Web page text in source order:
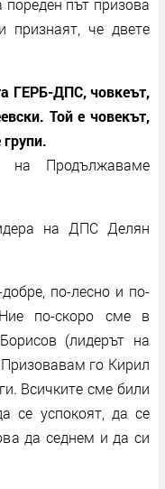
пореден път призова
че двете
ГЕРБ-ДПС, човкеът,
Той е човекът,
на Продължаваме
на ДПС Делян
по-лесно и по-
по-скоро сме в
(лидерът на
го Кирил
Всичките сме били
се успокоят, да се
да седнем и да си